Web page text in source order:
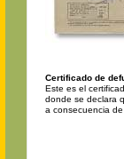
Certificado de
Este es el
donde se declara
a consecuencia